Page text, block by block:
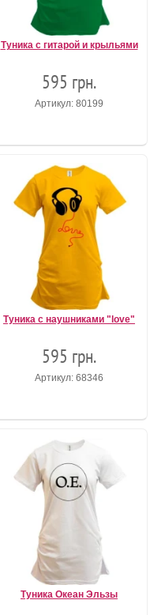
Туника с гитарой и крыльями
595 грн.
Артикул: 80199
Туника с наушниками "love"
595 грн.
Артикул: 68346
Туника Океан Эльзы